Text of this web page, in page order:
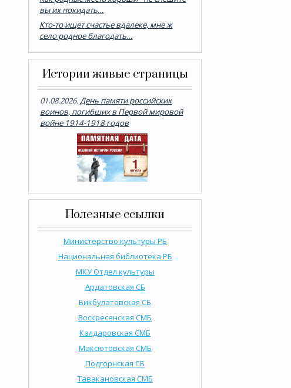
вы их покидать…
Кто-то ищет счастье вдалеке, мне ж
село родное благодать…
Истории живые страницы
01.08.2026.День памяти российских
воинов, погибших в Первой мировой
войне 1914-1918 годов
Полезные ссылки
Министерство культуры РБ
Национальная библиотека РБ
МКУ Отдел культуры
Ардатовская СБ
Бикбулатовская СБ
Воскресенская СМБ
Калдаровская СМБ
Максютовская СМБ
Подгорнская СБ
Тавакановская СМБ